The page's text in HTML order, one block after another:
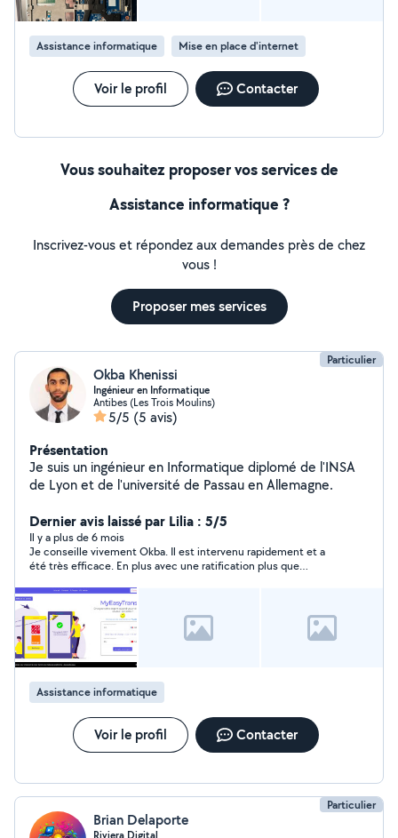
Assistance informatique Mise en place d'internet
Voir le profil Contacter
Vous souhaitez proposer vos services de
Assistance informatique ?
Inscrivez-vous et répondez aux demandes près de chez
vous !
Proposer mes services
Particulier
Okba Khenissi
Ingénieur en Informatique
Antibes (Les Trois Moulins)
5/5 (5 avis)
Présentation
Je suis un ingénieur en Informatique diplomé de l'INSA
de Lyon et de l'université de Passau en Allemagne.
Dernier avis laissé par Lilia : 5/5
Il y a plus de 6 mois
Je conseille vivement Okba. Il est intervenu rapidement et a
été très efficace. En plus avec une ratification plus que
Assistance informatique
Voir le profil Contacter
Particulier
Brian Delaporte